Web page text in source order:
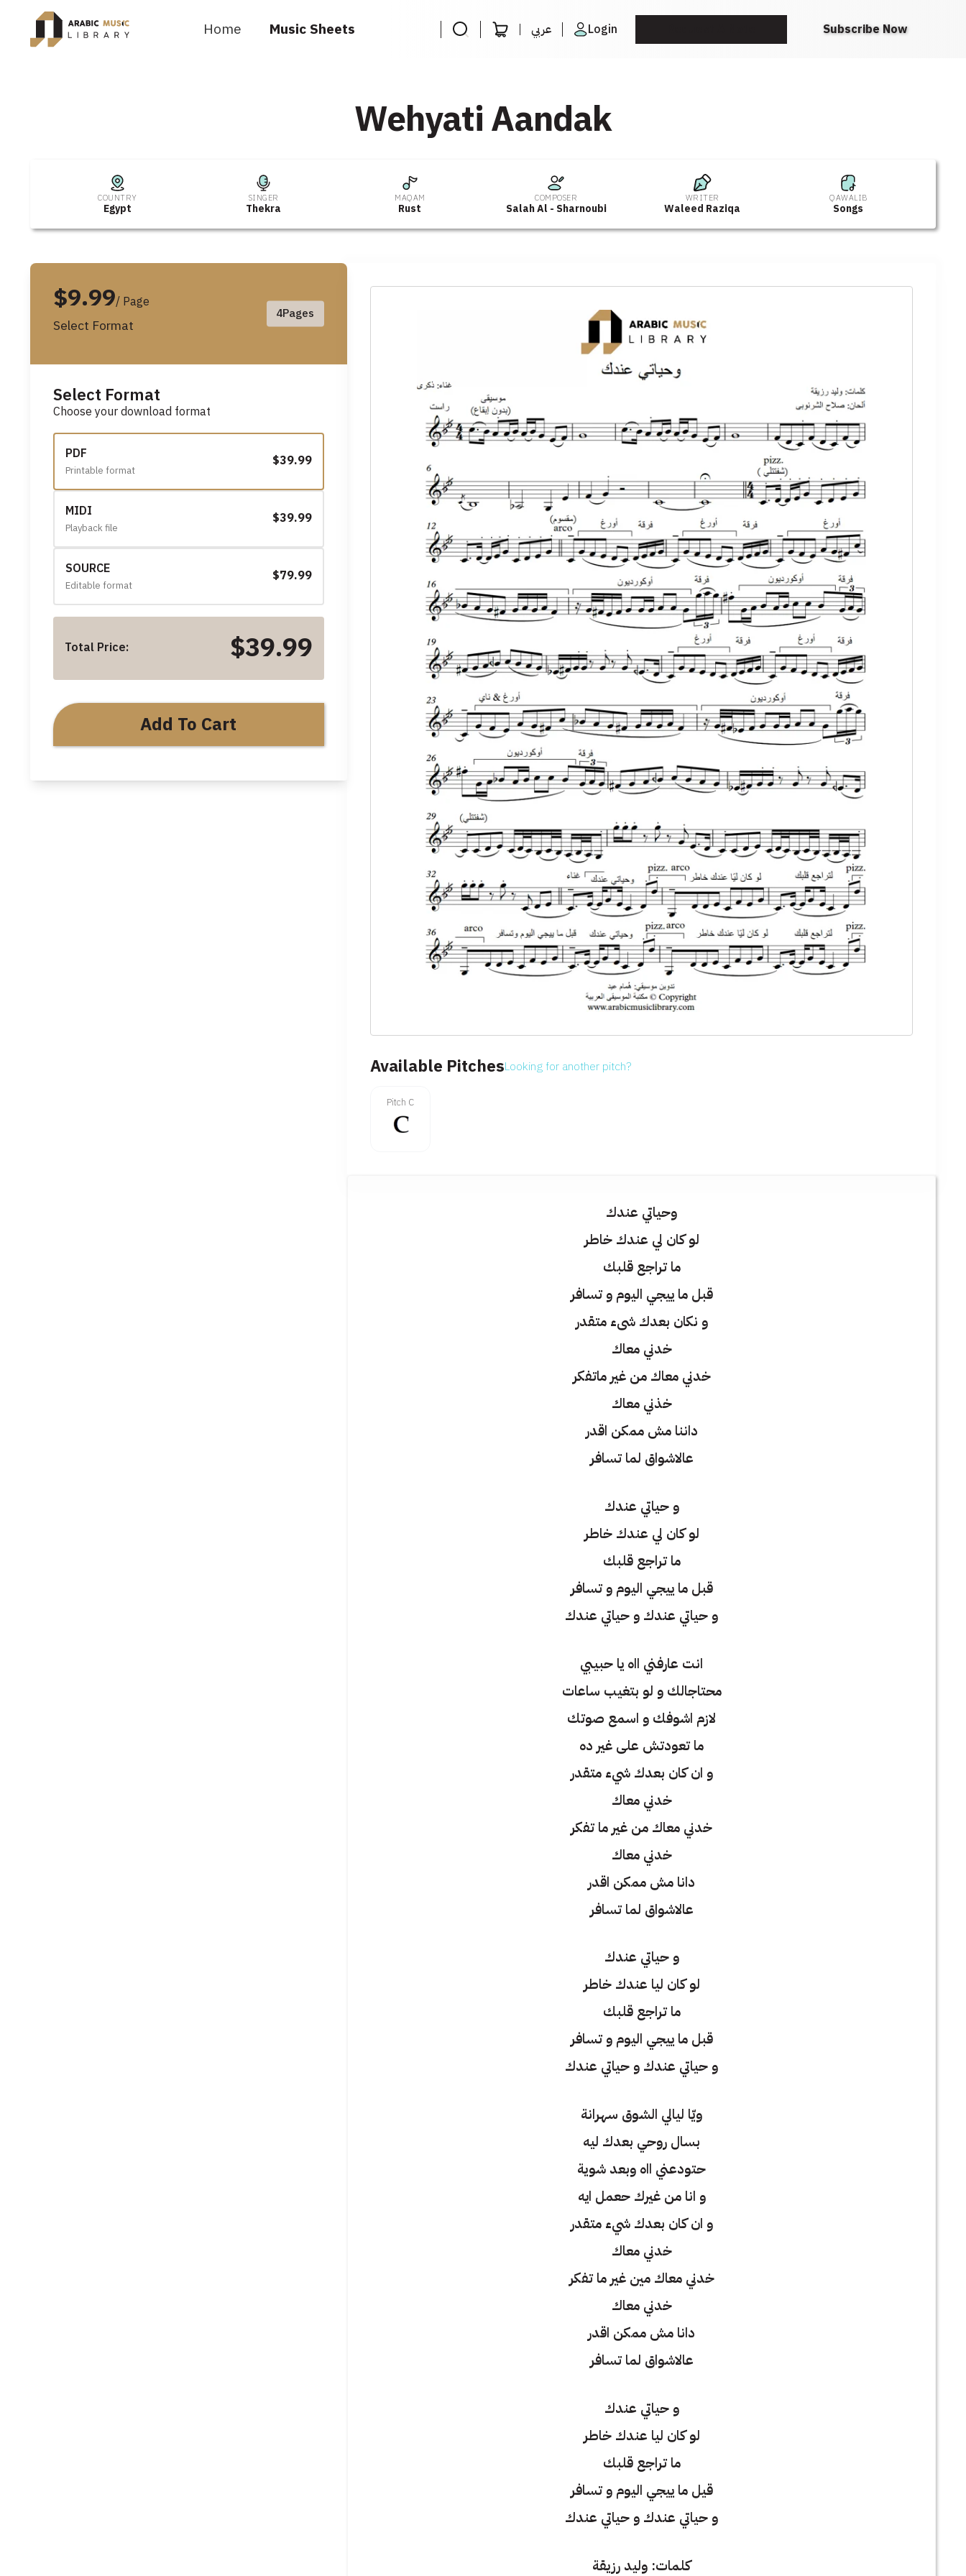
Home Music Sheets عربي Login Subscribe Now
Wehyati Aandak
COUNTRY
Egypt
SINGER
Thekra
MAQAM
Rust
COMPOSER
Salah Al - Sharnoubi
WRITER
Waleed Raziqa
QAWALIB
Songs
$9.99/ Page
Select Format
4Pages
Select Format
Choose your download format
PDF
Printable format
$39.99
MIDI
Playback file
$39.99
SOURCE
Editable format
$79.99
Total Price: $39.99
Add To Cart
Available PitchesLooking for another pitch?
Pitch C
وحياتي عندك
لو كان لي عندك خاطر
ما تراجع قلبك
قبل ما ييجي اليوم و تسافر
و نكان بعدك شىء متقدر
خدني معاك
خدني معاك من غير ماتفكر
خذني معاك
داننا مش ممكن اقدر
عالاشواق لما تسافر
و حياتي عندك
لو كان لي عندك خاطر
ما تراجع قلبك
قبل ما ييجي اليوم و تسافر
و حياتي عندك و حياتي عندك
انت عارفني ااه يا حبيبي
محتاجالك و لو بتغيب ساعات
لازم اشوفك و اسمع صوتك
ما تعودتش على غير ده
و ان كان بعدك شيء متقدر
خدني معاك
خدني معاك من غير ما تفكر
خدني معاك
دانا مش ممكن اقدر
عالاشواق لما تسافر
و حياتي عندك
لو كان ليا عندك خاطر
ما تراجع قلبك
قبل ما ييجي اليوم و تسافر
و حياتي عندك و حياتي عندك
ويّا ليالي الشوق سهرانة
بسال روحي بعدك ليه
حتودعني ااه وبعد شوية
و انا من غيرك حعمل ايه
و ان كان بعدك شيء متقدر
خدني معاك
خدني معاك مين غير ما تفكر
خدني معاك
دانا مش ممكن اقدر
عالاشواق لما تسافر
و حياتي عندك
لو كان ليا عندك خاطر
ما تراجع قلبك
قيل ما ييجي اليوم و تسافر
و حياتي عندك و حياتي عندك
كلمات: وليد رزيقة